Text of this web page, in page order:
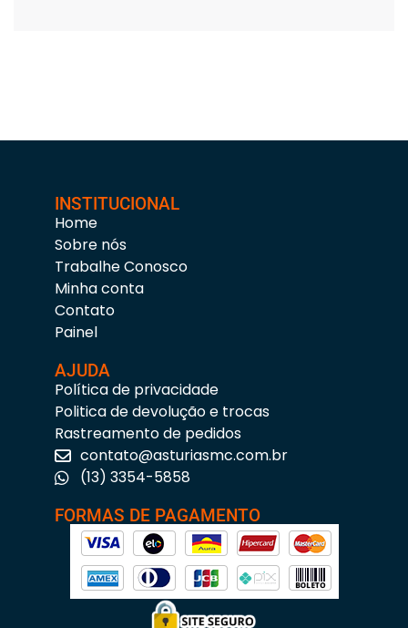
INSTITUCIONAL
Home
Sobre nós
Trabalhe Conosco
Minha conta
Contato
Painel
AJUDA
Política de privacidade
Politica de devolução e trocas
Rastreamento de pedidos
contato@asturiasmc.com.br
(13) 3354-5858
FORMAS DE PAGAMENTO